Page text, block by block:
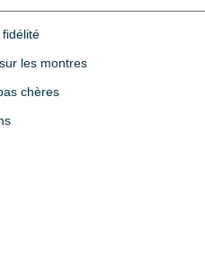
fidélité
les montres
chères